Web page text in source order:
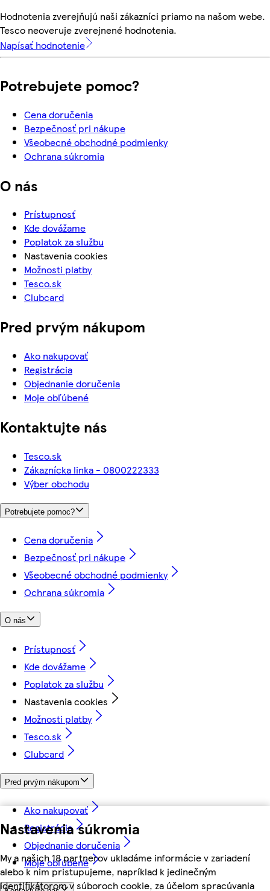
Nastavenia súkromia
My a našich 18 partnerov ukladáme informácie v zariadení
alebo k nim pristupujeme, napríklad k jedinečným
identifikátorom v súboroch cookie, za účelom spracúvania
Hodnotenia zverejňujú naši zákazníci priamo na našom webe.
Tesco neoveruje zverejnené hodnotenia.
Napísať hodnotenie
Potrebujete pomoc?
Cena doručenia
Bezpečnosť pri nákupe
Všeobecné obchodné podmienky
Ochrana súkromia
O nás
Prístupnosť
Kde dovážame
Poplatok za službu
Nastavenia cookies
Možnosti platby
Tesco.sk
Clubcard
Pred prvým nákupom
Ako nakupovať
Registrácia
Objednanie doručenia
Moje obľúbené
Kontaktujte nás
Tesco.sk
Zákaznícka linka - 0800222333
Výber obchodu
Potrebujete pomoc?
Cena doručenia
Bezpečnosť pri nákupe
Všeobecné obchodné podmienky
Ochrana súkromia
O nás
Prístupnosť
Kde dovážame
Poplatok za službu
Nastavenia cookies
Možnosti platby
Tesco.sk
Clubcard
Pred prvým nákupom
Ako nakupovať
Registrácia
Objednanie doručenia
Moje obľúbené